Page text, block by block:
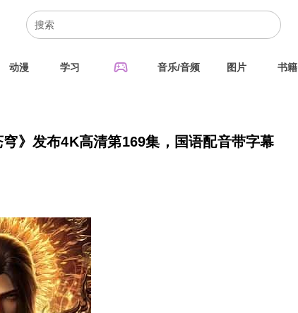
动漫 学习 sports_esports 音乐/音频 图片 书籍
》发布4K高清第169集，国语配音带字幕